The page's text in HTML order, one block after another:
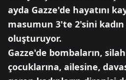
ayda Gazze'de hayatını
masumun 3'te 2'sini
oluşturuyor.
Gazze'de bombaların,
çocuklarına, ailesine,